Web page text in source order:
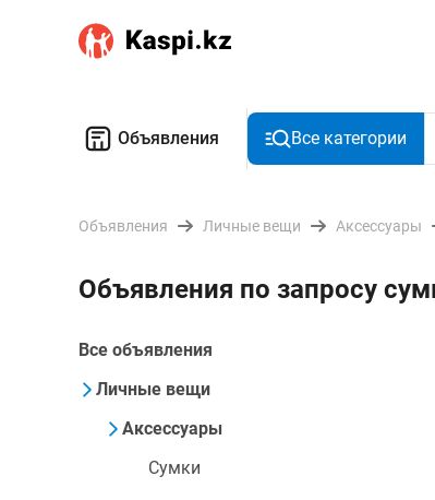
Объявления Все категории
Объявления Личные вещи Аксессуары
Объявления по запросу
Все объявления
Личные вещи
Аксессуары
Сумки